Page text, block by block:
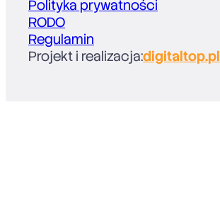
Polityka prywatności
RODO
Regulamin
Projekt i realizacja:digitaltop.pl